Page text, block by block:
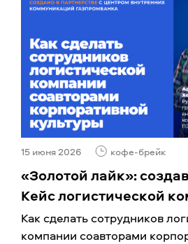
15 июня 2026 кофе-брейк
«Золотой лайк»:
Кейс логистической
Как сделать сотрудников
компании соавторами